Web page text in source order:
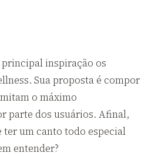
inspiração os
Sua proposta é compor
o máximo
parte dos usuários. Afinal,
ter um canto todo especial
entender?